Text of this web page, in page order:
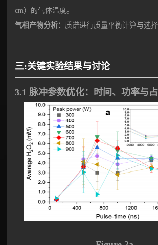
cm）的气体温度。
气相产物分析： 质谱进行质量平衡计算与选择
三:关键实验结果与讨论
3.1 脉冲参数优化：时间、功率与